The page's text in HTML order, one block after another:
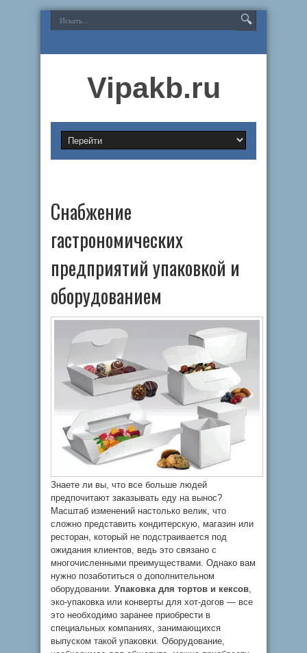
Vipakb.ru
Снабжение
гастрономических
предприятий упаковкой и
оборудованием
Знаете ли вы, что все больше людей
предпочитают заказывать еду на вынос?
Масштаб изменений настолько велик, что
сложно представить кондитерскую, магазин или
ресторан, который не подстраивается под
ожидания клиентов, ведь это связано с
многочисленными преимуществами. Однако вам
нужно позаботиться о дополнительном
оборудовании. Упаковка для тортов и кексов,
эко-упаковка или конверты для хот-догов — все
это необходимо заранее приобрести в
специальных компаниях, занимающихся
выпуском такой упаковки. Оборудование,